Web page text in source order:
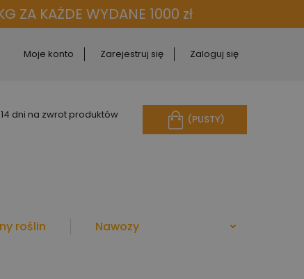
ZA KAŻDE WYDANE 1000 zł
Moje konto Zarejestruj się Zaloguj się
(PUSTY)
14 dni na zwrot produktów
roślin Nawozy